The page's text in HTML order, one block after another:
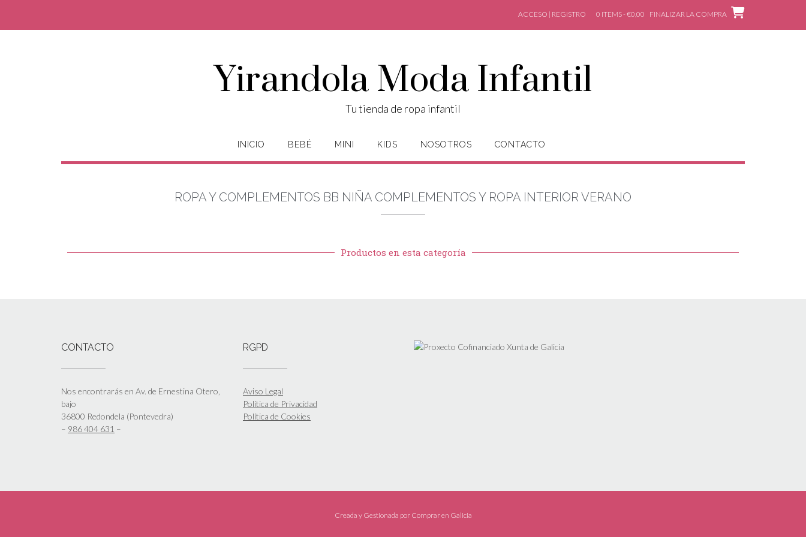
ACCESO | REGISTRO 0 ITEMS - €0,00 FINALIZAR LA COMPRA
Yirandola Moda Infantil
Tu tienda de ropa infantil
INICIO BEBÉ MINI KIDS NOSOTROS CONTACTO
ROPA Y COMPLEMENTOS BB NIÑA COMPLEMENTOS Y ROPA INTERIOR VERANO
Productos en esta categoría
CONTACTO
Nos encontrarás en Av. de Ernestina Otero,
bajo
36800 Redondela (Pontevedra)
– 986 404 631 –
RGPD
Aviso Legal
Política de Privacidad
Política de Cookies
Creada y Gestionada por Comprar en Galicia